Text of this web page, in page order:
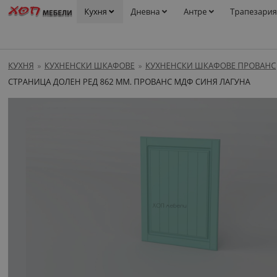
Кухня Дневна Антре Трапезария
КУХНЯ » КУХНЕНСКИ ШКАФОВЕ » КУХНЕНСКИ ШКАФОВЕ ПРОВАНС
СТРАНИЦА ДОЛЕН РЕД 862 ММ. ПРОВАНС МДФ СИНЯ ЛАГУНА